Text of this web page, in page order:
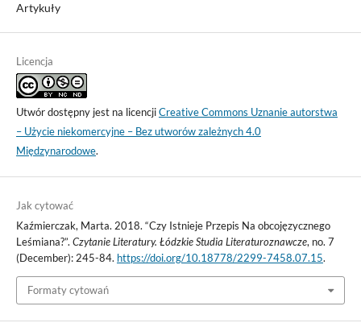
Artykuły
Licencja
Utwór dostępny jest na licencjiCreative Commons Uznanie autorstwa
– Użycie niekomercyjne – Bez utworów zależnych 4.0
Międzynarodowe.
Jak cytować
Kaźmierczak, Marta. 2018. “Czy Istnieje Przepis Na obcojęzycznego
Leśmiana?”. Czytanie Literatury. Łódzkie Studia Literaturoznawcze, no. 7
(December): 245-84. https://doi.org/10.18778/2299-7458.07.15.
Formaty cytowań